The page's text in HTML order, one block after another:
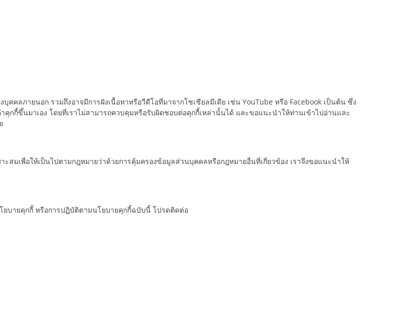
บุคคลภายนอก รวมถึงอาจมีการฝังเนื้อหาหรือวีดีโอที่มาจากโซเชียลมีเดีย เช่น YouTube หรือ Facebook เป็นต้น ซึ่ง
กกี้ขึ้นมาเอง โดยที่เราไม่สามารถควบคุมหรือรับผิดชอบต่อคุกกี้เหล่านั้นได้ และขอแนะนำให้ท่านเข้าไปอ่านและ
สมเพื่อให้เป็นไปตามกฎหมายว่าด้วยการคุ้มครองข้อมูลส่วนบุคคลหรือกฎหมายอื่นที่เกี่ยวข้อง เราจึงขอแนะนำให้
ยบายคุกกี้ หรือการปฏิบัติตามนโยบายคุกกี้ฉบับนี้ โปรดติดต่อ